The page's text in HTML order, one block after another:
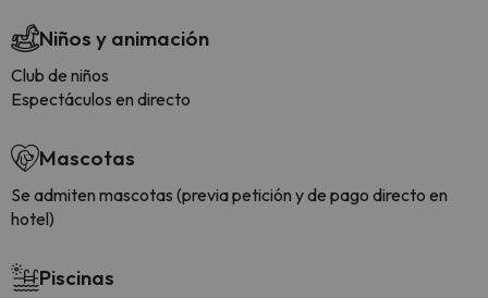
Niños y animación
Club de niños
Espectáculos en directo
Mascotas
Se admiten mascotas (previa petición y de pago directo en
hotel)
Piscinas